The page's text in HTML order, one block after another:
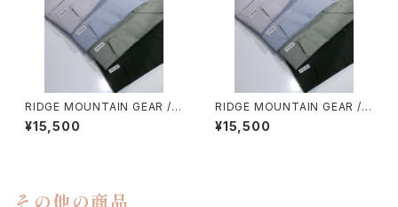
RIDGE MOUNTAIN GEAR / B
ASIC SHORT SLEEVE SHIR
T（WOMEN）
¥15,500
RIDGE MOUNTAIN GEAR / B
ASIC SHORT SLEEVE SHIR
T（MEN）
¥15,500